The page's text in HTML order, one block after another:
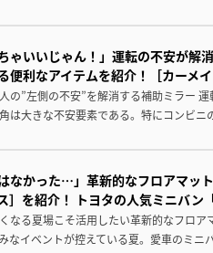
ゃいいじゃん！」運転の不安が
便利なアイテムを紹介！［カーメ
の”左側の不安”を解消する補助ミラー
は大きな不安要素である。特にコンビ
はなかった…」革新的なフロアマッ
］を紹介！ トヨタの人気ミニバン
なる夏場こそ活用したい革新的なフロ
なイベントが控えている夏。愛車のミ